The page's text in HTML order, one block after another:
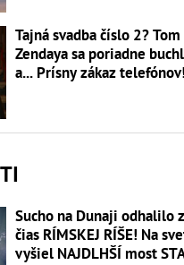
Tajná svadba číslo 2?
Zendaya sa poriadne
a... Prísny zákaz telefónov!
Sucho na Dunaji odhalilo
čias RÍMSKEJ RÍŠE! Na
vyšiel NAJDLHŠÍ most